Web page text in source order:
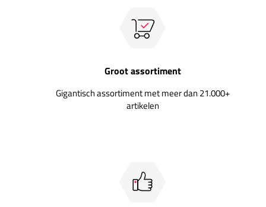
Groot assortiment
Gigantisch assortiment met meer dan 21.000+
artikelen